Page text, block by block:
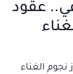
عقود
نجوم الغناء